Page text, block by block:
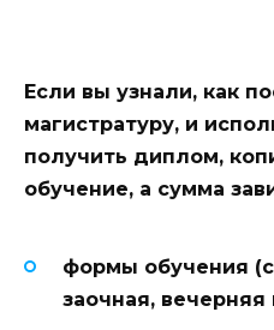
Если вы узнали, как
магистратуру, и
получить диплом,
обучение, а сумма
формы обучения
заочная, вечерняя